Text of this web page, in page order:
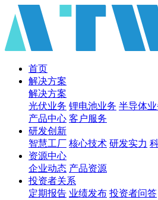
首页
解决方案
解决方案
光伏业务 锂电池业务 半导体业
产品中心 客户服务
研发创新
智慧工厂 核心技术 研发实力
资源中心
企业动态 产品资源
投资者关系
定期报告 业绩发布 投资者问答